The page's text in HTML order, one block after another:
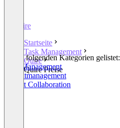
Quire
Startseite
Task Management
Quire
Quire Preise
In den folgenden Kategorien gelistet:
Task Management
Projektmanagement
Project Collaboration